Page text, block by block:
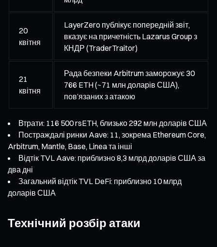
20
квітня
LayerZero публікує попередній звіт,
вказує на причетність Lazarus Group з
КНДР (TraderTraitor)
21
квітня
Рада безпеки Arbitrum заморожує 30
766 ETH (~71 млн доларів США),
пов’язаних з атакою
Втрати: 116 500 rsETH, близько 292 млн доларів США
Постраждалі ринки Aave: 11, зокрема Ethereum Core,
Arbitrum, Mantle, Base, Linea та інші
Відтік TVL Aave: приблизно 8,3 млрд доларів США за
два дні
Загальний відтік TVL DeFi: приблизно 10 млрд
доларів США
Технічний розбір атаки